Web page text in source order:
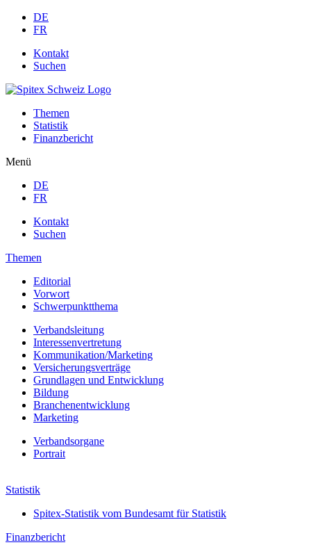
DE
FR
Kontakt
Suchen
Themen
Statistik
Finanzbericht
Menü
DE
FR
Kontakt
Suchen
Themen
Editorial
Vorwort
Schwerpunktthema
Verbandsleitung
Interessenvertretung
Kommunikation/Marketing
Versicherungsverträge
Grundlagen und Entwicklung
Bildung
Branchenentwicklung
Marketing
Verbands­organe
Portrait
Statistik
Spitex-Statistik vom Bundesamt für Statistik
Finanzbericht